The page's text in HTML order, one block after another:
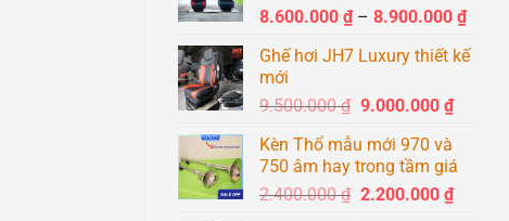
8.600.000 ₫ – 8.900.000 ₫
từ
Ghế hơi JH7 Luxury thiết kế
mới
9.500.000₫ Giá
là:
9.500.000 ₫.
9.000.000 ₫Giá
là:
Kèn Thổ mẫu mới 970 và
750 âm hay trong tầm giá
2.400.000₫ Giá
2.200.000 ₫Giá